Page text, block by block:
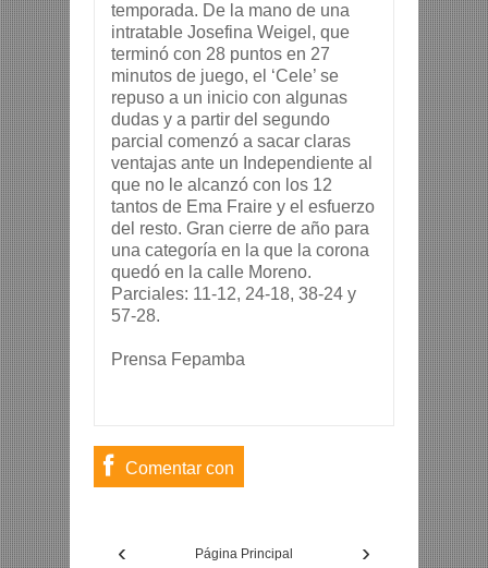
temporada. De la mano de una
intratable Josefina Weigel, que
terminó con 28 puntos en 27
minutos de juego, el ‘Cele’ se
repuso a un inicio con algunas
dudas y a partir del segundo
parcial comenzó a sacar claras
ventajas ante un Independiente al
que no le alcanzó con los 12
tantos de Ema Fraire y el esfuerzo
del resto. Gran cierre de año para
una categoría en la que la corona
quedó en la calle Moreno.
Parciales: 11-12, 24-18, 38-24 y
57-28.
Prensa Fepamba
Comentar con
Facebook
‹ ›
Página Principal